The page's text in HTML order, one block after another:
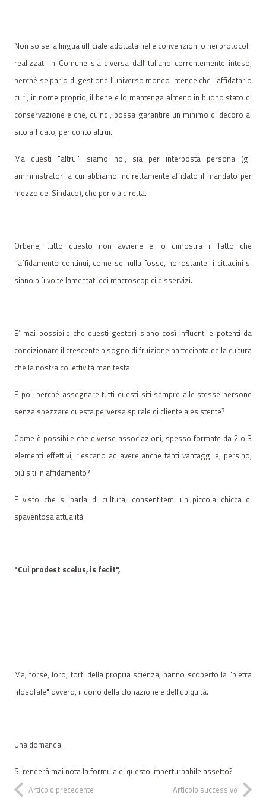
Non so se la lingua ufficiale adottata nelle convenzioni o nei protocolli
realizzati in Comune sia diversa dall’italiano correntemente inteso,
perché se parlo di gestione l’universo mondo intende che l’affidatario
curi, in nome proprio, il bene e lo mantenga almeno in buono stato di
conservazione e che, quindi, possa garantire un minimo di decoro al
sito affidato, per conto altrui.
Ma questi "altrui" siamo noi, sia per interposta persona (gli
amministratori a cui abbiamo indirettamente affidato il mandato per
mezzo del Sindaco), che per via diretta.
Orbene, tutto questo non avviene e lo dimostra il fatto che
l’affidamento continui, come se nulla fosse, nonostante i cittadini si
siano più volte lamentati dei macroscopici disservizi.
E’ mai possibile che questi gestori siano così influenti e potenti da
condizionare il crescente bisogno di fruizione partecipata della cultura
che la nostra collettività manifesta.
E poi, perché assegnare tutti questi siti sempre alle stesse persone
senza spezzare questa perversa spirale di clientela esistente?
Come è possibile che diverse associazioni, spesso formate da 2 o 3
elementi effettivi, riescano ad avere anche tanti vantaggi e, persino,
più siti in affidamento?
E visto che si parla di cultura, consentitemi un piccola chicca di
spaventosa attualità:
"Cui prodest scelus, is fecit",
Ma, forse, loro, forti della propria scienza, hanno scoperto la "pietra
filosofale" ovvero, il dono della clonazione e dell’ubiquità.
Una domanda.
Si renderà mai nota la formula di questo imperturbabile assetto?
Articolo precedente
Articolo successivo